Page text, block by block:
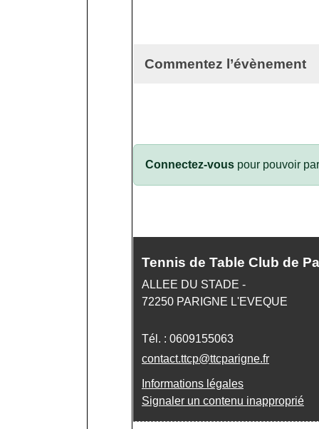
Commentez l’évènement
Connectez-vous pour pouvoir
Tennis de Table Club de
ALLEE DU STADE -
72250 PARIGNE L'EVEQUE
Tél. : 0609155063
contact.ttcp@ttcparigne.fr
Informations légales
Signaler un contenu inapproprié